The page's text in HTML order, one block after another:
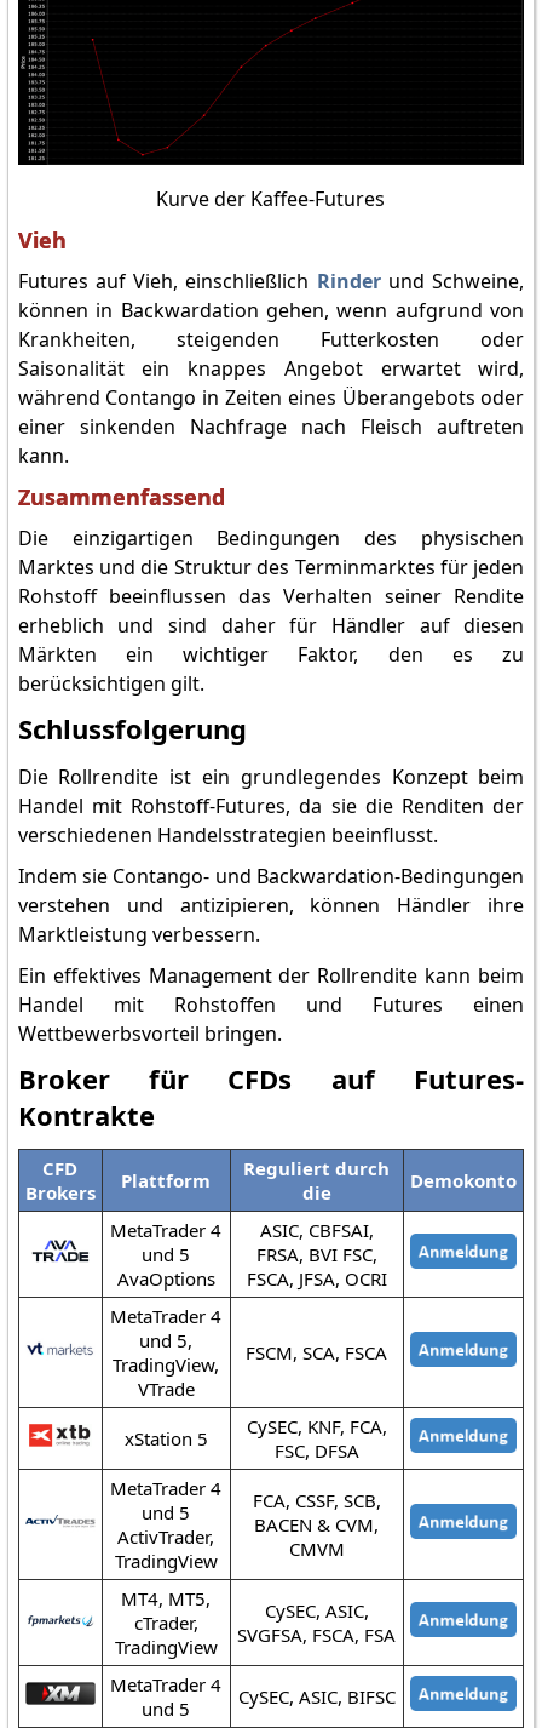
Kurve der Kaffee-Futures
Vieh
Futures auf Vieh, einschließlich Rinderund Schweine,
können in Backwardation gehen, wenn aufgrund von
Krankheiten, steigenden Futterkosten oder
Saisonalität ein knappes Angebot erwartet wird,
während Contango in Zeiten eines Überangebots oder
einer sinkenden Nachfrage nach Fleisch auftreten
kann.
Zusammenfassend
Die einzigartigen Bedingungen des physischen
Marktes und die Struktur des Terminmarktes für jeden
Rohstoff beeinflussen das Verhalten seiner Rendite
erheblich und sind daher für Händler auf diesen
Märkten ein wichtiger Faktor, den es zu
berücksichtigen gilt.
Schlussfolgerung
Die Rollrendite ist ein grundlegendes Konzept beim
Handel mit Rohstoff-Futures, da sie die Renditen der
verschiedenen Handelsstrategien beeinflusst.
Indem sie Contango- und Backwardation-Bedingungen
verstehen und antizipieren, können Händler ihre
Marktleistung verbessern.
Ein effektives Management der Rollrendite kann beim
Handel mit Rohstoffen und Futures einen
Wettbewerbsvorteil bringen.
Broker für CFDs auf Futures-
Kontrakte
CFD
Brokers
Plattform
Reguliert durch
die
Demokonto
MetaTrader 4
und 5
AvaOptions
ASIC, CBFSAI,
FRSA, BVI FSC,
FSCA, JFSA, OCRI
MetaTrader 4
und 5,
TradingView,
VTrade
FSCM, SCA, FSCA
xStation 5
CySEC, KNF, FCA,
FSC, DFSA
MetaTrader 4
und 5
ActivTrader,
TradingView
FCA, CSSF, SCB,
BACEN & CVM,
CMVM
MT4, MT5,
cTrader,
TradingView
CySEC, ASIC,
SVGFSA, FSCA, FSA
MetaTrader 4
und 5
CySEC, ASIC, BIFSC